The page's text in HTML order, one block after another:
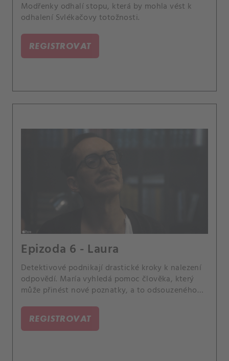
Modřenky odhalí stopu, která by mohla vést k
odhalení Svlékačovy totožnosti.
REGISTROVAT
Epizoda 6 - Laura
Detektivové podnikají drastické kroky k nalezení
odpovědí. María vyhledá pomoc člověka, který
může přinést nové poznatky, a to odsouzeného
REGISTROVAT